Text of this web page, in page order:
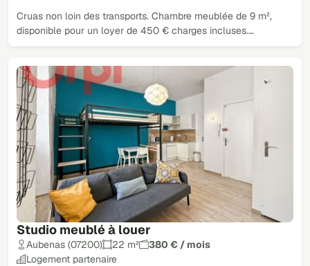
Cruas non loin des transports. Chambre meublée de 9 m²,
disponible pour un loyer de 450 € charges incluses.…
Studio meublé à louer
Aubenas (07200) 22 m²
380 € / mois
Logement partenaire